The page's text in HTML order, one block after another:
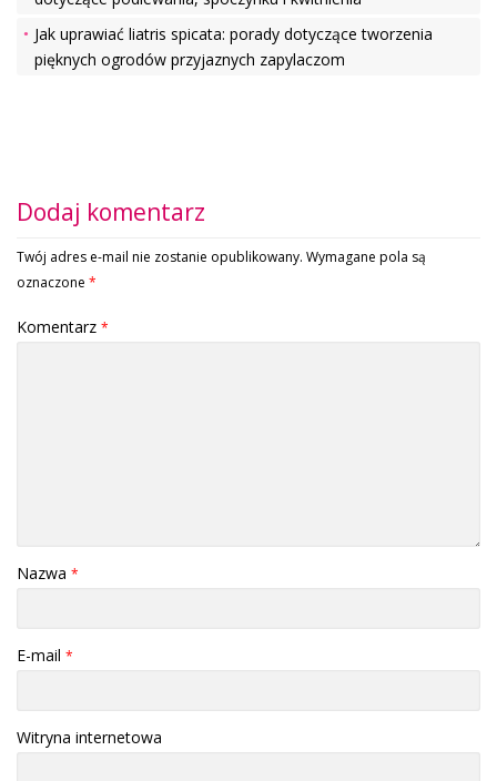
Jak uprawiać liatris spicata: porady dotyczące tworzenia
pięknych ogrodów przyjaznych zapylaczom
Dodaj komentarz
Twój adres e-mail nie zostanie opublikowany. Wymagane pola są
oznaczone *
Komentarz *
Nazwa *
E-mail *
Witryna internetowa